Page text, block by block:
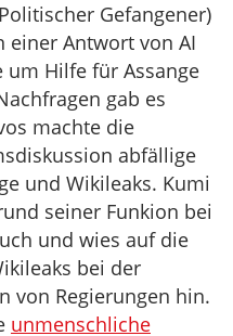
Gefangener)
Antwort von AI
um Hilfe für Assange
gab es
machte die
abfällige
und Wikileaks. Kumi
seiner Funkion bei
und wies auf die
bei der
von Regierungen hin.
unmenschliche